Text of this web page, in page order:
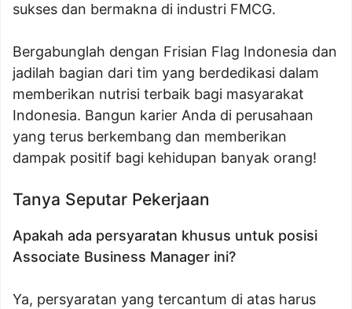
sukses dan bermakna di industri FMCG.
Bergabunglah dengan Frisian Flag Indonesia dan
jadilah bagian dari tim yang berdedikasi dalam
memberikan nutrisi terbaik bagi masyarakat
Indonesia. Bangun karier Anda di perusahaan
yang terus berkembang dan memberikan
dampak positif bagi kehidupan banyak orang!
Tanya Seputar Pekerjaan
Apakah ada persyaratan khusus untuk posisi
Associate Business Manager ini?
Ya, persyaratan yang tercantum di atas harus